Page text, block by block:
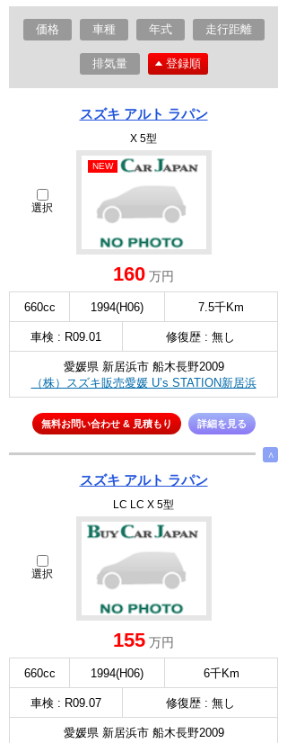
価格 車種 年式 走行距離
排気量 登録順
スズキ アルト ラパン
X 5型
選択
NEW
160 万円
660cc 1994(H06) 7.5千Km
車検 : R09.01 修復歴 : 無し
愛媛県 新居浜市 船木長野2009
（株）スズキ販売愛媛 U’s STATION新居浜
無料お問い合わせ & 見積もり 詳細を見る
∧
スズキ アルト ラパン
LC LC X 5型
選択
155 万円
660cc 1994(H06) 6千Km
車検 : R09.07 修復歴 : 無し
愛媛県 新居浜市 船木長野2009